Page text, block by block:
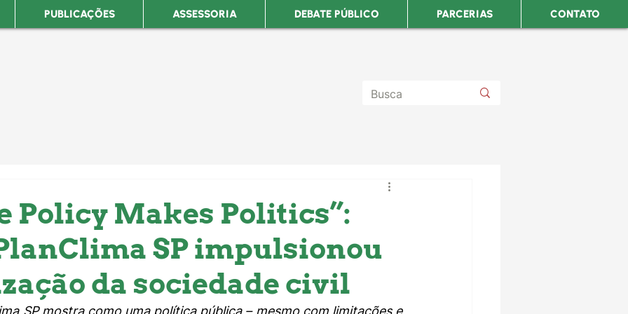
PUBLICAÇÕES ASSESSORIA DEBATE PÚBLICO PARCERIAS CONTATO
Policy Makes Politics”:
SP impulsionou
da sociedade civil
SP mostra como uma política pública – mesmo com limitações e